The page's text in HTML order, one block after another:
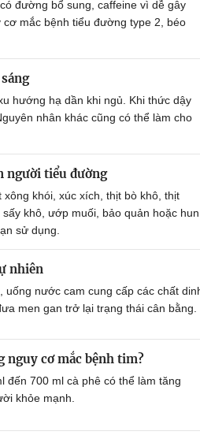
đường bổ sung, caffeine vì dễ gây
mắc bệnh tiểu đường type 2, béo
hướng hạ dần khi ngủ. Khi thức dậy
nhân khác cũng có thể làm cho
người tiểu đường
khói, xúc xích, thịt bò khô, thịt
khô, ướp muối, bảo quản hoặc hun
sử dụng.
nhiên
uống nước cam cung cấp các chất
men gan trở lại trạng thái cân bằng.
nguy cơ mắc bệnh tim?
đến 700 ml cà phê có thể làm tăng
khỏe mạnh.